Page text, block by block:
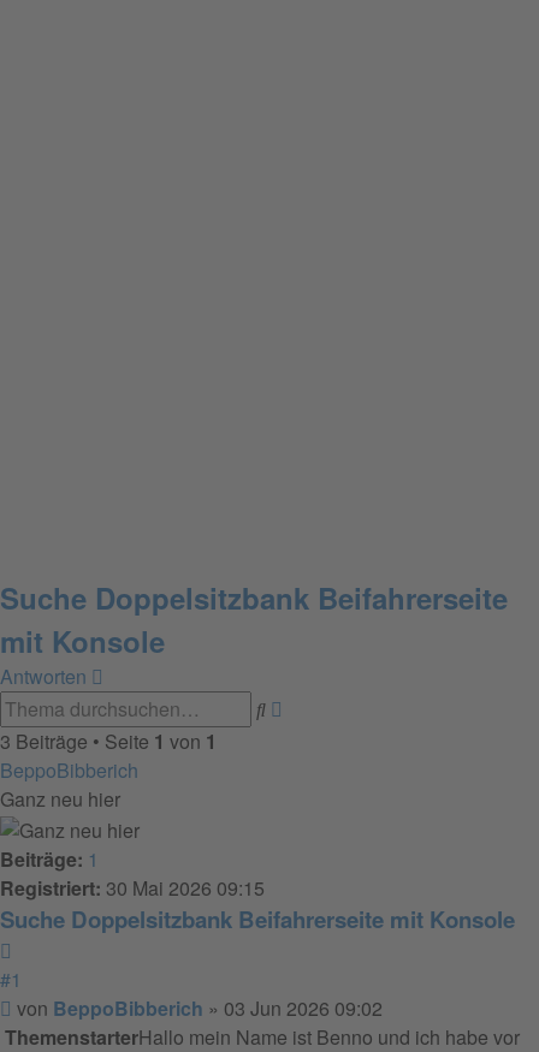
Suche Doppelsitzbank Beifahrerseite
mit Konsole
Antworten
Suche
3 Beiträge • Seite 1 von 1
BeppoBibberich
Ganz neu hier
Beiträge: 1
Registriert: 30 Mai 2026 09:15
Suche Doppelsitzbank Beifahrerseite mit Konsole
#1
Beitrag
von BeppoBibberich » 03 Jun 2026 09:02
ThemenstarterHallo mein Name ist Benno und ich habe vor